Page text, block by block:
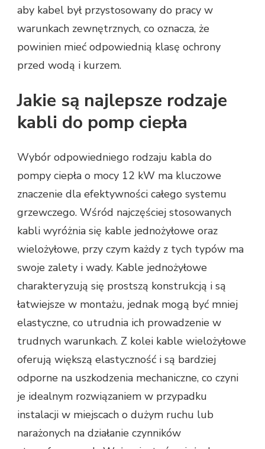
aby kabel był przystosowany do pracy w
warunkach zewnętrznych, co oznacza, że
powinien mieć odpowiednią klasę ochrony
przed wodą i kurzem.
Jakie są najlepsze rodzaje
kabli do pomp ciepła
Wybór odpowiedniego rodzaju kabla do
pompy ciepła o mocy 12 kW ma kluczowe
znaczenie dla efektywności całego systemu
grzewczego. Wśród najczęściej stosowanych
kabli wyróżnia się kable jednożyłowe oraz
wielożyłowe, przy czym każdy z tych typów ma
swoje zalety i wady. Kable jednożyłowe
charakteryzują się prostszą konstrukcją i są
łatwiejsze w montażu, jednak mogą być mniej
elastyczne, co utrudnia ich prowadzenie w
trudnych warunkach. Z kolei kable wielożyłowe
oferują większą elastyczność i są bardziej
odporne na uszkodzenia mechaniczne, co czyni
je idealnym rozwiązaniem w przypadku
instalacji w miejscach o dużym ruchu lub
narażonych na działanie czynników